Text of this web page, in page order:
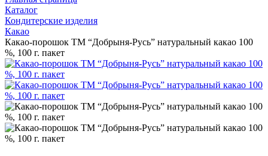
Каталог
Кондитерские изделия
Какао
Какао-порошок ТМ “Добрыня-Русь” натуральный какао 100
%, 100 г. пакет